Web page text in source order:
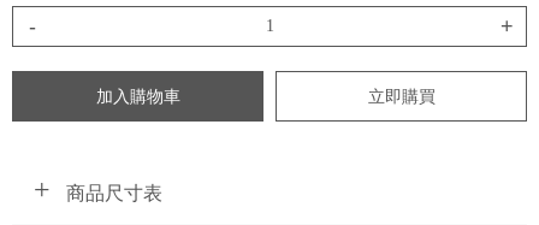
- +
加入購物車 立即購買
商品尺寸表